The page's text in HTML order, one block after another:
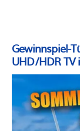
Gewinnspiel-
UHD/HDR